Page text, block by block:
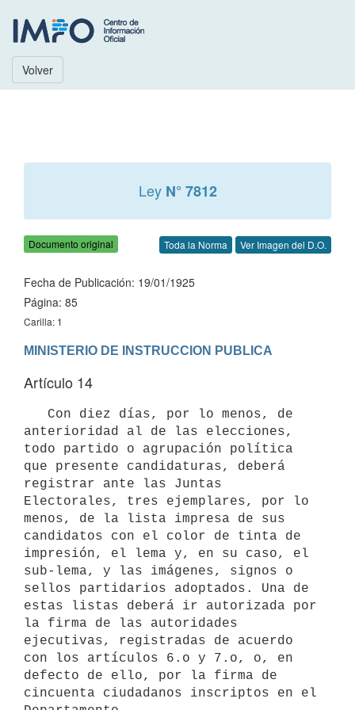
Volver
Ley N° 7812
Documento original Toda la Norma Ver Imagen del D.O.
Fecha de Publicación: 19/01/1925
Página: 85
Carilla: 1
MINISTERIO DE INSTRUCCION PUBLICA
Artículo 14
anterioridad al de las elecciones,
todo partido o agrupación política
que presente candidaturas, deberá
registrar ante las Juntas
Electorales, tres ejemplares, por lo
menos, de la lista impresa de sus
candidatos con el color de tinta de
impresión, el lema y, en su caso, el
sub-lema, y las imágenes, signos o
sellos partidarios adoptados. Una de
estas listas deberá ir autorizada por
la firma de las autoridades
ejecutivas, registradas de acuerdo
con los artículos 6.o y 7.o, o, en
defecto de ello, por la firma de
cincuenta ciudadanos inscriptos en el